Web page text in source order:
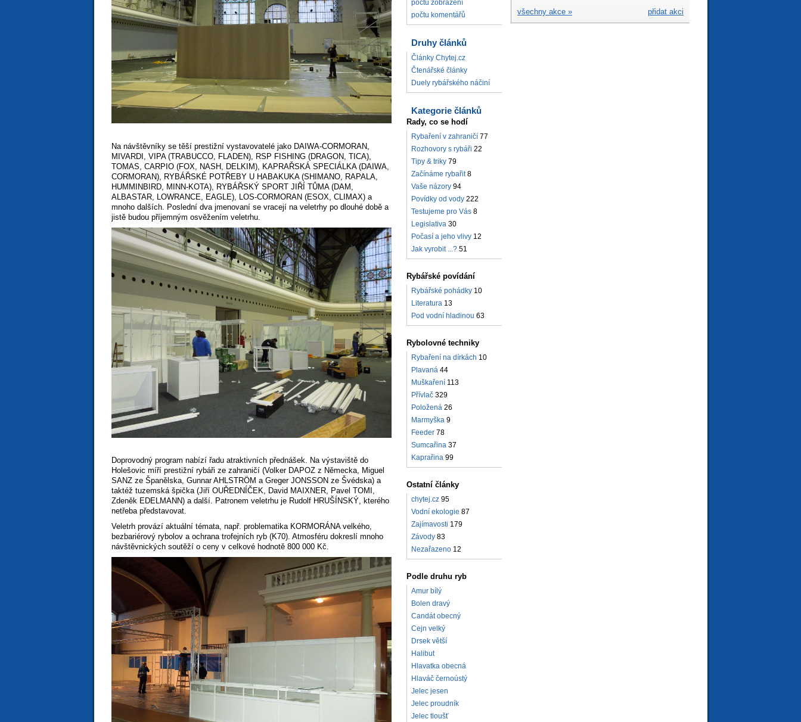
Na návštěvníky se těší prestižní vystavovatelé jako DAIWA-CORMORAN,
MIVARDI, VIPA (TRABUCCO, FLADEN), RSP FISHING (DRAGON, TICA),
TOMAS, CARPIO (FOX, NASH, DELKIM), KAPRAŘSKÁ SPECIÁLKA (DAIWA,
CORMORAN), RYBÁŘSKÉ POTŘEBY U HABAKUKA (SHIMANO, RAPALA,
HUMMINBIRD, MINN-KOTA), RYBÁŘSKÝ SPORT JIŘÍ TŮMA (DAM,
ALBASTAR, LOWRANCE, EAGLE), LOS-CORMORAN (ESOX, CLIMAX) a
mnoho dalších. Poslední dva jmenovaní se vracejí na veletrhy po dlouhé době a
jistě budou příjemným osvěžením veletrhu.
Doprovodný program nabízí řadu atraktivních přednášek. Na výstaviště do
Holešovic míří prestižní rybáři ze zahraničí (Volker DAPOZ z Německa, Miguel
SANZ ze Španělska, Gunnar AHLSTRÖM a Greger JONSSON ze Švédska) a
taktéž tuzemská špička (Jiří OUŘEDNÍČEK, David MAIXNER, Pavel TOMI,
Zdeněk EDELMANN) a další. Patronem veletrhu je Rudolf HRUŠÍNSKÝ, kterého
netřeba představovat.
Veletrh provází aktuální témata, např. problematika KORMORÁNA velkého,
bezbariérový rybolov a ochrana trofejních ryb (K70). Atmosféru dokreslí mnoho
návštěvnických soutěží o ceny v celkové hodnotě 800 000 Kč.
počtu zobrazení
počtu komentářů
Druhy článků
Články Chytej.cz
Čtenářské články
Duely rybářského náčiní
Kategorie článků
Rady, co se hodí
Rybaření v zahraničí 77
Rozhovory s rybáři 22
Tipy & triky 79
Začínáme rybařit 8
Vaše názory 94
Povídky od vody 222
Testujeme pro Vás 8
Legislativa 30
Počasí a jeho vlivy 12
Jak vyrobit ...? 51
Rybářské povídání
Rybářské pohádky 10
Literatura 13
Pod vodní hladinou 63
Rybolovné techniky
Rybaření na dírkách 10
Plavaná 44
Muškaření 113
Přívlač 329
Položená 26
Marmyška 9
Feeder 78
Sumcařina 37
Kaprařina 99
Ostatní články
chytej.cz 95
Vodní ekologie 87
Zajímavosti 179
Závody 83
Nezařazeno 12
Podle druhu ryb
Amur bílý
Bolen dravý
Candát obecný
Cejn velký
Drsek větší
Halibut
Hlavatka obecná
Hlaváč černoústý
Jelec jesen
Jelec proudník
Jelec tloušť
přidat akci
všechny akce »